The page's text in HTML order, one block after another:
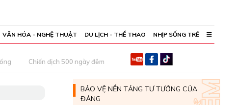
VĂN HÓA - NGHỆ THUẬT DU LỊCH - THỂ THAO NHỊP SỐNG TRẺ
Chiến dịch 500 ngày đêm
BẢO VỆ NỀN TẢNG TƯ TƯỞNG CỦA
ĐẢNG